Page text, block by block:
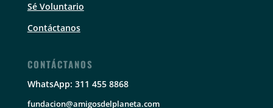
Sé Voluntario
Contáctanos
CONTÁCTANOS
WhatsApp: 311 455 8868
fundacion@amigosdelplaneta.com